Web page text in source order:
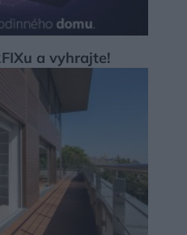
a vyhrajte!